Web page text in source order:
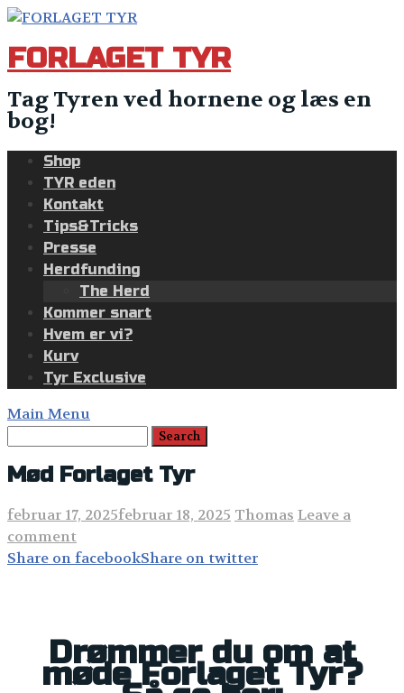
Skip
content
FORLAGET TYR
Tag Tyren ved hornene og læs en
bog!
Shop
TYR eden
Kontakt
Tips&Tricks
Presse
Herdfunding
The Herd
Kommer snart
Hvem er vi?
Kurv
Tyr Exclusive
Main Menu
Mød Forlaget Tyr
februar 17, 2025februar 18, 2025 Thomas Leave a
comment
Share on facebookShare on twitter
Drømmer du om at
møde Forlaget Tyr?